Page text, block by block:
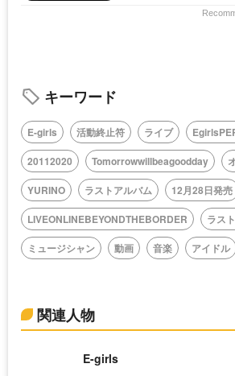
キーワード
E-girls 活動終止符 ライブ
20112020
Tomorrowwillbeagoodday
YURINO
ラストアルバム 12月28日発売
LIVEONLINEBEYONDTHEBORDER
ラス
ミュージシャン
動画 音楽 アイドル
関連人物
E-girls